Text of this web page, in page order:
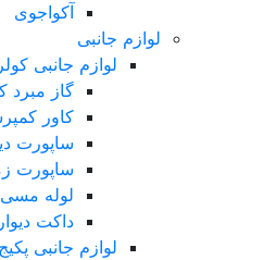
آکواجوی
لوازم جانبی
لوازم جانبی
گاز مبرد
کاور
ساپورت
ساپورت
لوله
داکت
لوازم جانبی پکیج